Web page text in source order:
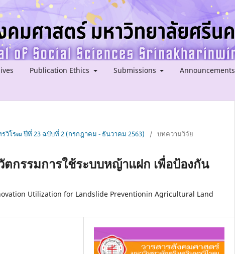
Publication Ethics Submissions Announcements
วิโรฒ ปีที่ 23 ฉบับที่ 2 (กรกฎาคม - ธันวาคม 2563)
/ บทความวิจัย
กรรมการใช้ระบบหญ้าแฝก เพื่อป้องกัน
Utilization for Landslide Preventionin Agricultural Land